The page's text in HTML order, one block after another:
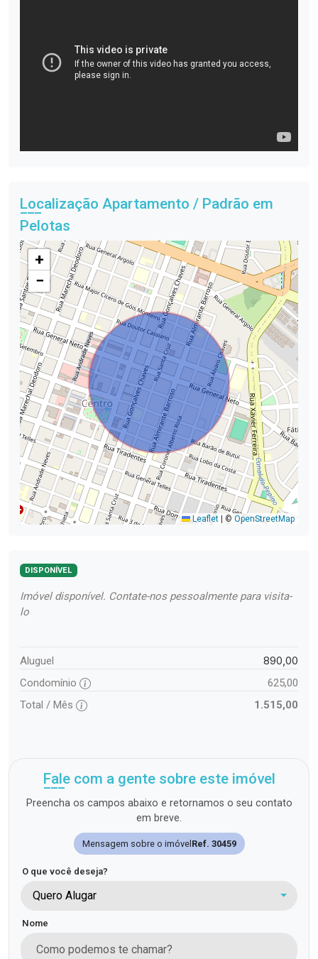
Localização Apartamento / Padrão em
Pelotas
+
−
Leaflet | © OpenStreetMap
DISPONÍVEL
Imóvel disponível. Contate-nos pessoalmente para visita-
lo
Aluguel 890,00
Condomínio
625,00
Total / Mês
1.515,00
Fale com a gente sobre este imóvel
Preencha os campos abaixo e retornamos o seu contato
em breve.
Mensagem sobre o imóvelRef. 30459
O que você deseja?
Quero Alugar
Nome